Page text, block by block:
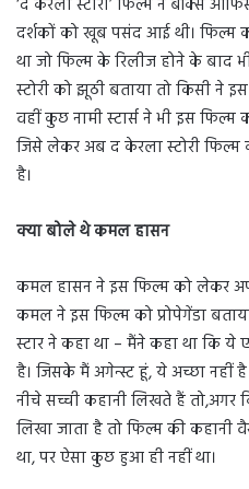
‘द केरला स्टोरी’ फिल्म ने बॉक्स
दर्शकों को खूब पसंद आई थी। फिल्म
था जो फिल्म के रिलीज होने के बाद
स्टोरी को झूठी बताया तो किसी ने
वहीं कुछ नामी स्टार्स ने भी इस फिल्म
जिसे लेकर अब द केरला स्टोरी फिल्म
है।
क्या बोले थे कमल हासन
कमल हासन ने इस फिल्म को लेकर
कमल ने इस फिल्म को प्रोपेगेंडा
स्टार ने कहा था – मैंने कहा था कि ये
है। जिसके मैं अगेन्स्ट हूं, ये अच्छा
नीचे सच्ची कहानी लिखते हैं
लिखा जाता है तो फिल्म की कहानी
था, पर ऐसा कुछ हुआ ही नहीं था।